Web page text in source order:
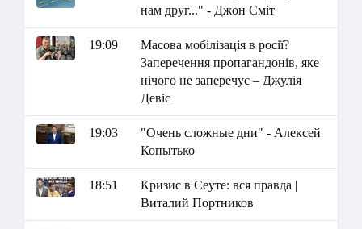
нам друг..." - Джон Сміт
19:09
Масова мобілізація в росії?
Заперечення пропагандонів, яке
нічого не заперечує – Джулія
Девіс
19:03
"Очень сложные дни" - Алексей
Копытько
18:51
Кризис в Сеуте: вся правда |
Виталий Портников